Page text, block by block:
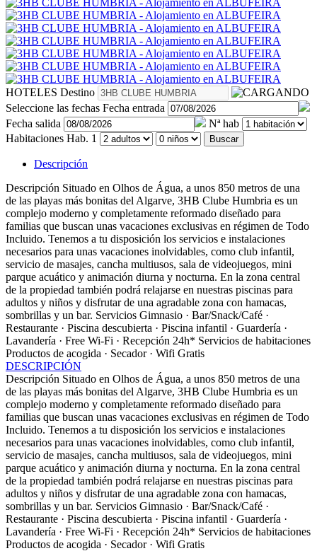
HOTELES Destino
Seleccione las fechas Fecha entrada
Fecha salida
Nª hab
Habitaciones Hab. 1 Buscar
Descripción
Descripción Situado en Olhos de Água, a unos 850 metros de una
de las playas más bonitas del Algarve, 3HB Clube Humbria es un
complejo moderno y completamente reformado diseñado para
familias que buscan unas vacaciones exclusivas en régimen de Todo
Incluido. Tenemos a tu disposición los servicios e instalaciones
necesarios para unas vacaciones inolvidables, como club infantil,
servicio de masajes, cancha multiusos, sala de videojuegos, mini
parque acuático y animación diurna y nocturna. En la zona central
de la propiedad también podrá relajarse en nuestras piscinas para
adultos y niños y disfrutar de una agradable zona con hamacas,
sombrillas y un bar. Servicios Gimnasio · Bar/Snack/Café ·
Restaurante · Piscina descubierta · Piscina infantil · Guardería ·
Lavandería · Free Wi-Fi · Recepción 24h* Servicios de habitaciones
Productos de acogida · Secador · Wifi Gratis
DESCRIPCIÓN
Descripción Situado en Olhos de Água, a unos 850 metros de una
de las playas más bonitas del Algarve, 3HB Clube Humbria es un
complejo moderno y completamente reformado diseñado para
familias que buscan unas vacaciones exclusivas en régimen de Todo
Incluido. Tenemos a tu disposición los servicios e instalaciones
necesarios para unas vacaciones inolvidables, como club infantil,
servicio de masajes, cancha multiusos, sala de videojuegos, mini
parque acuático y animación diurna y nocturna. En la zona central
de la propiedad también podrá relajarse en nuestras piscinas para
adultos y niños y disfrutar de una agradable zona con hamacas,
sombrillas y un bar. Servicios Gimnasio · Bar/Snack/Café ·
Restaurante · Piscina descubierta · Piscina infantil · Guardería ·
Lavandería · Free Wi-Fi · Recepción 24h* Servicios de habitaciones
Productos de acogida · Secador · Wifi Gratis